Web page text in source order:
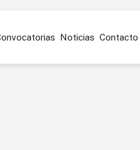
Noticias Contacto